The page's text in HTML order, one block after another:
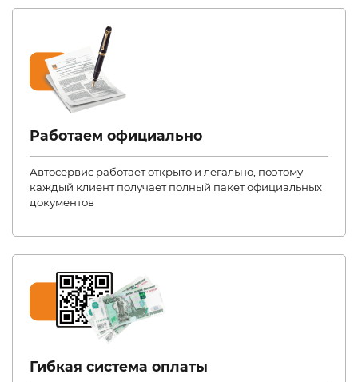
Работаем официально
Автосервис работает открыто и легально, поэтому
каждый клиент получает полный пакет официальных
документов
Гибкая система оплаты